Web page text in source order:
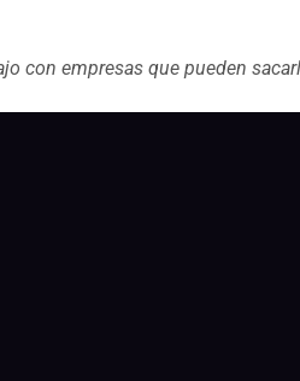
con empresas que pueden